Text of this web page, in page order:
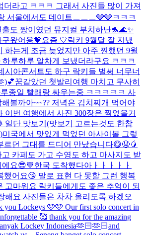
더라고 ㅋㅋㅋ 그래서 사진들 많이 가져
서울에서도 데이트ㅡㅡㅡ🩶🩶ㅋㅋㅋ
도 짱이였던 뮤지컬 부치하난🐬🌊✨
왔어용💖 요즘 🤍락키 9월달 잘 지냈
하는게 조금 늦었지만 아주 찐했던 9월
하루하루 알차게 보냈더라구요 ㅋㅋㅋ
시아콘서트도 하구 락키들 벌써 너무너
꿈같았던 첫발리여행 마치고 무사히
종일 빨래랑 싸우는중 ㅋㅋㅋㅋㅋ 사
볼까아~~?? 저녁은 김치찌개 먹어야
이번 여행에서 사진 300장은 찍었을거
일단 맛보기(맛보기 고르는것도 한참
미국에서 맛있게 먹었던 아사이볼 그렇
르던 그대를 드디어 만났습니다😋🤤🥭
카페도 가고 수영도 하고 마사지도 받
에요😎💙한국 도착했다아ㅏㅏㅏㅏㅏ
했어요😘 말로 표현 다 못할 그런 행복
고마워요 락키들에게도 좋은 추억이 되
해요 사진들은 차차 올리도록 하겠오
you Lockeys 🩷🩷 Our first solo concert in
🥰 thank you for the amazing
Lockey Indonesia🫶🏻🫶🏻and